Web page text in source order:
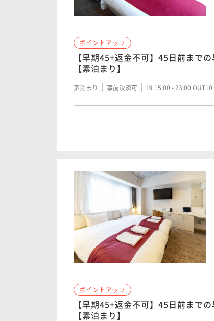
【早割30】30日前までの早割プラ
朝食付き 事前決済可
ポイントアップ
ポイントアップ
【素泊まり】スタンダードプラン
素泊まり 現地決済可 事前決済可 IN 15:00 -
ポイントアップ
【セットでお得】疲れた身体をリフ
+宿泊プラン【素泊まり】
素泊まり 現地決済可
ポイントアップ
【早期45+返金不可】45日前まで
【素泊まり】
素泊まり 事前決済可 IN 15:00 - 23:00
【早割30】30日前までの早割プラ
【早期45+返金不可】45日前までの
【軽朝食付】
事前決済可 IN 15:00 - 23:00
【早割30】30日前までの早割プラ
朝食付き 事前決済可
ポイントアップ
【早期45+返金不可】45日前まで
【素泊まり】